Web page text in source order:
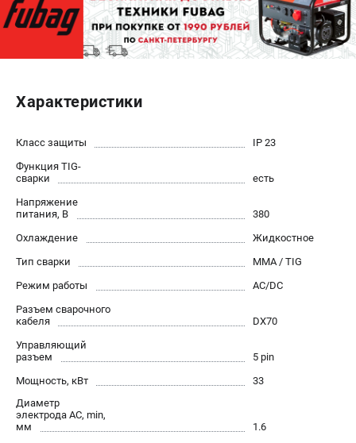
ЭЛЕКТРОСТАНЦИИ
Генераторы бензиновые
Генераторы инверторные
ПОЛЕЗНЫЕ СТАТЬИ
Как выбрать краскопульт?
Как выбрать мотопомпу?
Как выбрать компрессор?
Как правильно выбрать генератор?
Как выбрать сварочный аппарат?
СВАРОЧНЫЕ АППАРАТЫ
Аппараты контактной сварки
Сварочные материалы
Характеристики
Класс защиты
IP 23
Функция TIG-
сварки
есть
Напряжение
питания, В
380
Охлаждение
Жидкостное
Тип сварки
MMA / TIG
Режим работы
AC/DC
Разъем сварочного
кабеля
DX70
Управляющий
разъем
5 pin
Мощность, кВт
33
Диаметр
электрода AC, min,
мм
1.6